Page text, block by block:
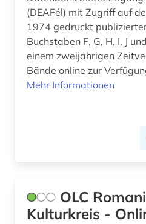
klimawandel (1)
kloster (1)
kollaboration (2)
kolonialismus (2)
korpus (1)
(DEAFél) mit Zugriff auf
1974 gedruckt
Buchstaben F, G, H, I, J
einem zweijährigen
Bände online zur
Mehr Informationen
OLC
Kulturkreis -